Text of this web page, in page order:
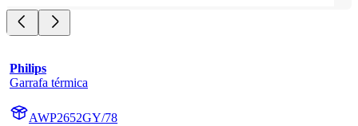
Philips
Garrafa térmica
AWP2652GY/78